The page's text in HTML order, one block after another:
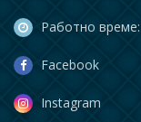
Работно
Facebook
Instagram